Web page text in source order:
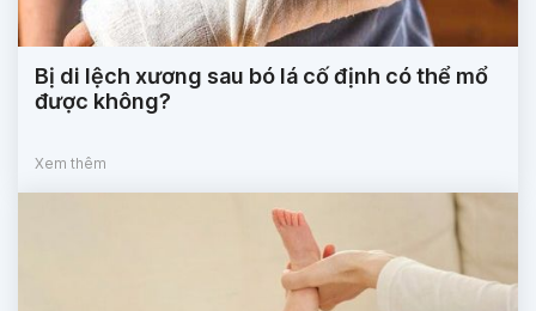
Bị di lệch xương sau bó lá cố định có thể mổ
được không?
Xem thêm